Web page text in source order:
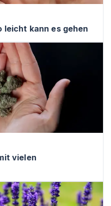
leicht kann es gehen
vielen